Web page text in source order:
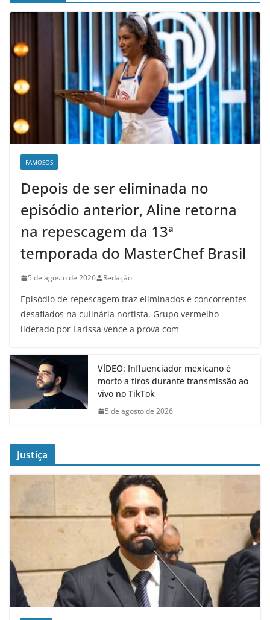
FAMOSOS
Depois de ser eliminada no
episódio anterior, Aline retorna
na repescagem da 13ª
temporada do MasterChef Brasil
5 de agosto de 2026 Redação
Episódio de repescagem traz eliminados e concorrentes
desafiados na culinária nortista. Grupo vermelho
liderado por Larissa vence a prova com
VÍDEO: Influenciador mexicano é
morto a tiros durante transmissão ao
vivo no TikTok
5 de agosto de 2026
Justiça